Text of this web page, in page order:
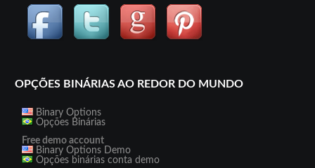
OPÇÕES BINÁRIAS AO REDOR DO MUNDO
Binary Options
Opções Binárias
Free demo account
Binary Options Demo
Opções binárias conta demo